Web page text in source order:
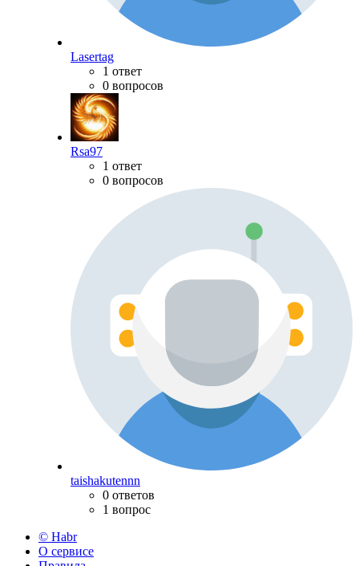
Lasertag
1 ответ
0 вопросов
Rsa97
1 ответ
0 вопросов
taishakutennn
0 ответов
1 вопрос
© Habr
О сервисе